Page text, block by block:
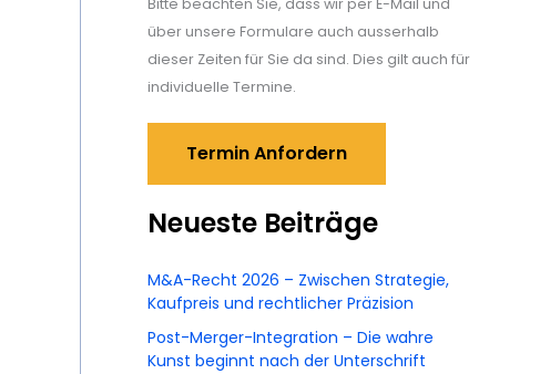
über unsere Formulare auch ausserhalb
dieser Zeiten für Sie da sind. Dies gilt auch für
individuelle Termine.
Termin Anfordern
Neueste Beiträge
M&A-Recht 2026 – Zwischen Strategie,
Kaufpreis und rechtlicher Präzision
Post-Merger-Integration – Die wahre
Kunst beginnt nach der Unterschrift